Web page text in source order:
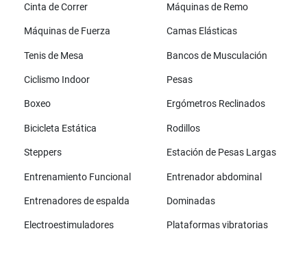
Cinta de Correr Máquinas de Remo
Máquinas de Fuerza Camas Elásticas
Tenis de Mesa Bancos de Musculación
Ciclismo Indoor Pesas
Boxeo Ergómetros Reclinados
Bicicleta Estática Rodillos
Steppers Estación de Pesas Largas
Entrenamiento Funcional Entrenador abdominal
Entrenadores de espalda Dominadas
Electroestimuladores Plataformas vibratorias